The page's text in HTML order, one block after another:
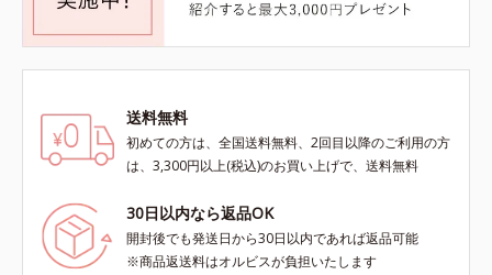
送料無料
初めての方は、全国送料無料、2回目以降のご利用の方
は、3,300円以上(税込)のお買い上げで、送料無料
30日以内なら返品OK
開封後でも発送日から30日以内であれば返品可能
※商品返送料はオルビスが負担いたします